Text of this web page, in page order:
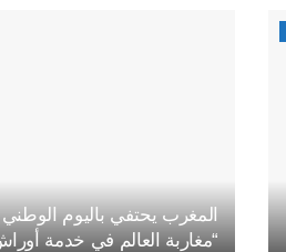
المغرب يحتفي باليوم
“مغاربة العالم في خدمة أوراش